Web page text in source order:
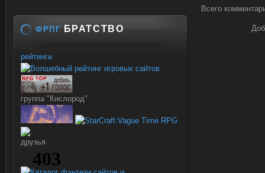
Всего
ФРПГ БРАТСТВО
рейтинги
группа "Кислород"
друзья